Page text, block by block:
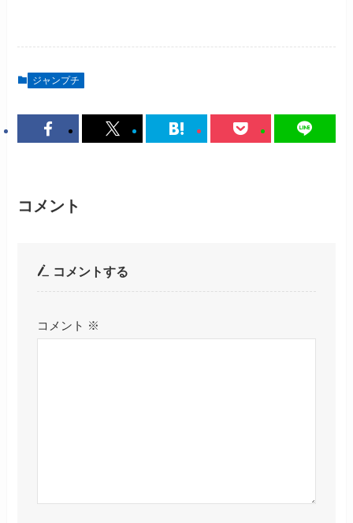
ジャンプチ
コメント
コメントする
コメント ※